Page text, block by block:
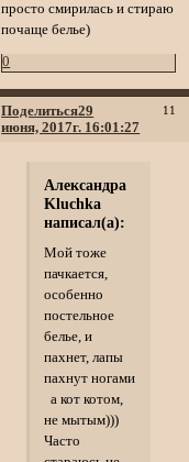
просто смирилась и стираю
почаще белье)
0
Поделиться 11
29
июня, 2017г. 16:01:27
Александра
Kluchka
написал(а):
Мой тоже
пачкается,
особенно
постельное
белье, и
пахнет, лапы
пахнут ногами
а кот котом,
не мытым)))
Часто